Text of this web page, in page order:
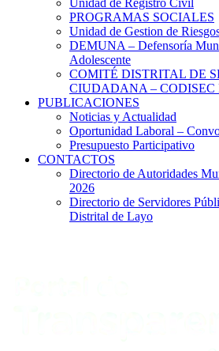
Unidad de Registro Civil
PROGRAMAS SOCIALES
Unidad de Gestion de
DEMUNA – Defensoría
Adolescente
COMITÉ DISTRITAL DE
CIUDADANA – CODISEC
PUBLICACIONES
Noticias y Actualidad
Oportunidad Laboral –
Presupuesto Participativo
CONTACTOS
Directorio de Autoridades
2026
Directorio de Servidores
Distrital de Layo